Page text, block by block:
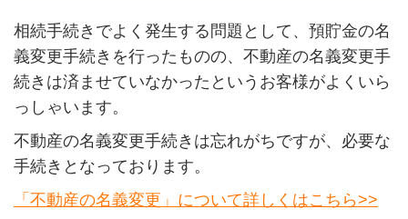
相続手続きでよく発生する問題として、預貯金の名
義変更手続きを行ったものの、不動産の名義変更手
続きは済ませていなかったというお客様がよくいら
っしゃいます。
不動産の名義変更手続きは忘れがちですが、必要な
手続きとなっております。
「不動産の名義変更」について詳しくはこちら>>